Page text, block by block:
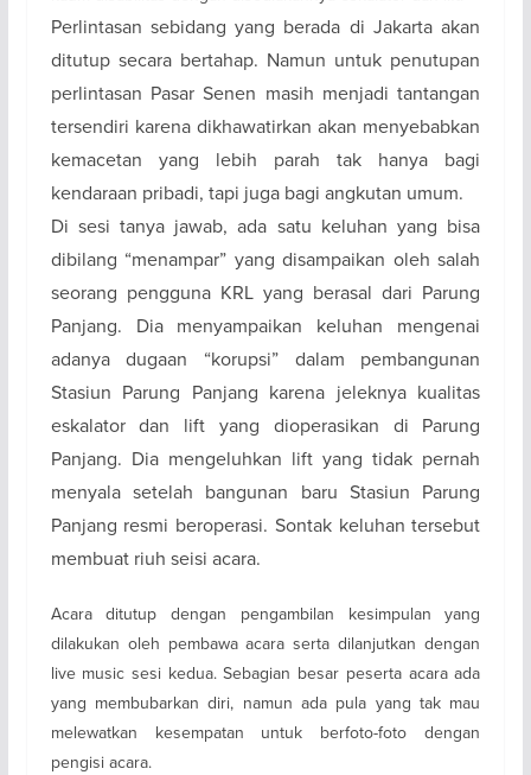
Perlintasan sebidang yang berada di Jakarta akan
ditutup secara bertahap. Namun untuk penutupan
perlintasan Pasar Senen masih menjadi tantangan
tersendiri karena dikhawatirkan akan menyebabkan
kemacetan yang lebih parah tak hanya bagi
kendaraan pribadi, tapi juga bagi angkutan umum.
Di sesi tanya jawab, ada satu keluhan yang bisa
dibilang “menampar” yang disampaikan oleh salah
seorang pengguna KRL yang berasal dari Parung
Panjang. Dia menyampaikan keluhan mengenai
adanya dugaan “korupsi” dalam pembangunan
Stasiun Parung Panjang karena jeleknya kualitas
eskalator dan lift yang dioperasikan di Parung
Panjang. Dia mengeluhkan lift yang tidak pernah
menyala setelah bangunan baru Stasiun Parung
Panjang resmi beroperasi. Sontak keluhan tersebut
membuat riuh seisi acara.
Acara ditutup dengan pengambilan kesimpulan yang
dilakukan oleh pembawa acara serta dilanjutkan dengan
live music sesi kedua. Sebagian besar peserta acara ada
yang membubarkan diri, namun ada pula yang tak mau
melewatkan kesempatan untuk berfoto-foto dengan
pengisi acara.